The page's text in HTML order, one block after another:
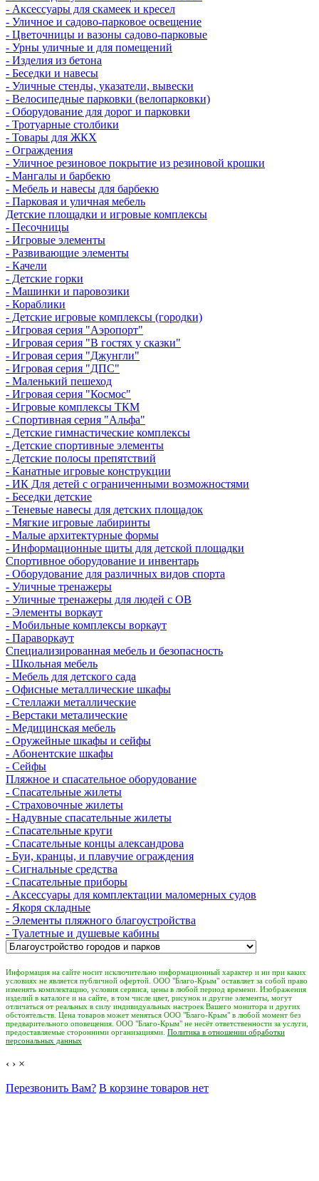
- Аксессуары для скамеек и кресел
- Уличное и садово-парковое освещение
- Цветочницы и вазоны садово-парковые
- Урны уличные и для помещений
- Изделия из бетона
- Беседки и навесы
- Уличные стенды, указатели, вывески
- Велосипедные парковки (велопарковки)
- Оборудование для дорог и парковки
- Тротуарные столбики
- Товары для ЖКХ
- Ограждения
- Уличное резиновое покрытие из резиновой крошки
- Мангалы и барбекю
- Мебель и навесы для барбекю
- Парковая и уличная мебель
Детские площадки и игровые комплексы
- Песочницы
- Игровые элементы
- Развивающие элементы
- Качели
- Детские горки
- Машинки и паровозики
- Кораблики
- Детские игровые комплексы (городки)
- Игровая серия "Аэропорт"
- Игровая серия "В гостях у сказки"
- Игровая серия "Джунгли"
- Игровая серия "ДПС"
- Маленький пешеход
- Игровая серия "Космос"
- Игровые комплексы ТКМ
- Спортивная серия "Альфа"
- Детские гимнастические комплексы
- Детские спортивные элементы
- Детские полосы препятствий
- Канатные игровые конструкции
- ИК Для детей с ограниченными возможностями
- Беседки детские
- Теневые навесы для детских площадок
- Мягкие игровые лабиринты
- Малые архитектурные формы
- Информационные щиты для детской площадки
Спортивное оборудование и инвентарь
- Оборудование для различных видов спорта
- Уличные тренажеры
- Уличные тренажеры для людей с ОВ
- Элементы воркаут
- Мобильные комплексы воркаут
- Параворкаут
Cпециализированная мебель и безопасность
- Школьная мебель
- Мебель для детского сада
- Офисные металлические шкафы
- Стеллажи металлические
- Верстаки металические
- Медицинская мебель
- Оружейные шкафы и сейфы
- Абонентские шкафы
- Сейфы
Пляжное и спасательное оборудование
- Спасательные жилеты
- Страховочные жилеты
- Надувные спасательные жилеты
- Спасательные круги
- Спасательные концы александрова
- Буи, кранцы, и плавучие ограждения
- Сигнальные средства
- Спасательные приборы
- Аксессуары для комплектации маломерных судов
- Якоря складные
- Элементы пляжного благоустройства
- Туалетные и душевые кабины
Информация на сайте носит исключительно информационный характер и ни при каких
условиях не является публичной офертой. ООО "Благо-Крым" оставляет за собой право
изменять комплектацию, условия сервиса, цены в любой период времени. Изображения
изделий в каталоге и на сайте, в том числе цвет, рисунок и другие элементы, могут
отличаться от реальных в силу индивидуальных настроек Вашего монитора и других
обстоятельств. Цена товаров может меняться ООО "Благо-Крым" в любой момент без
предварительного оповещения. ООО "Благо-Крым" не несёт ответственности за услуги,
предоставляемые сторонними организациями. Политика в отношении обработки
персональных данных
‹ › ×
Перезвонить Вам? В корзине товаров нет